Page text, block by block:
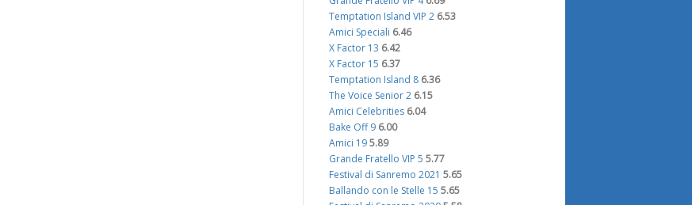
Temptation Island VIP 2 6.53
Amici Speciali 6.46
X Factor 13 6.42
X Factor 15 6.37
Temptation Island 8 6.36
The Voice Senior 2 6.15
Amici Celebrities 6.04
Bake Off 9 6.00
Amici 19 5.89
Grande Fratello VIP 5 5.77
Festival di Sanremo 2021 5.65
Ballando con le Stelle 15 5.65